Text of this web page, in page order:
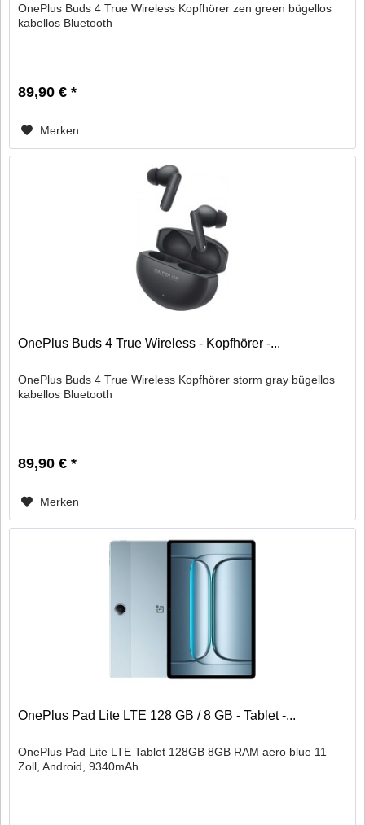
OnePlus Buds 4 True Wireless Kopfhörer zen green bügellos
kabellos Bluetooth
89,90 € *
Merken
OnePlus Buds 4 True Wireless - Kopfhörer -...
OnePlus Buds 4 True Wireless Kopfhörer storm gray bügellos
kabellos Bluetooth
89,90 € *
Merken
OnePlus Pad Lite LTE 128 GB / 8 GB - Tablet -...
OnePlus Pad Lite LTE Tablet 128GB 8GB RAM aero blue 11
Zoll, Android, 9340mAh